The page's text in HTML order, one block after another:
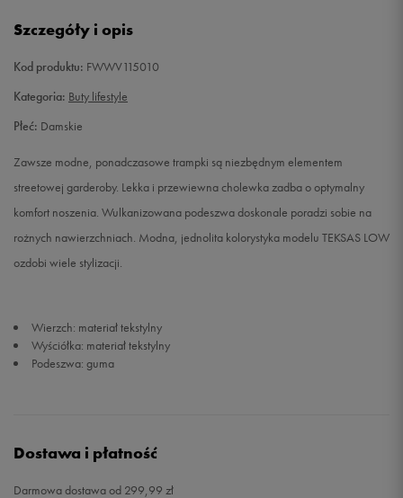
38,5 24,5 cm
40 25,5 cm Powiadom o dostępności
41 26 cm Powiadom o dostępności
Szczegóły i opis
Kod produktu: FWWV115010
Kategoria: Buty lifestyle
Płeć: Damskie
Zawsze modne, ponadczasowe trampki są niezbędnym elementem
streetowej garderoby. Lekka i przewiewna cholewka zadba o optymalny
komfort noszenia. Wulkanizowana podeszwa doskonale poradzi sobie na
rożnych nawierzchniach. Modna, jednolita kolorystyka modelu TEKSAS LOW
ozdobi wiele stylizacji.
Wierzch: materiał tekstylny
Wyściółka: materiał tekstylny
Podeszwa: guma
Dostawa i płatność
Darmowa dostawa od 299,99 zł